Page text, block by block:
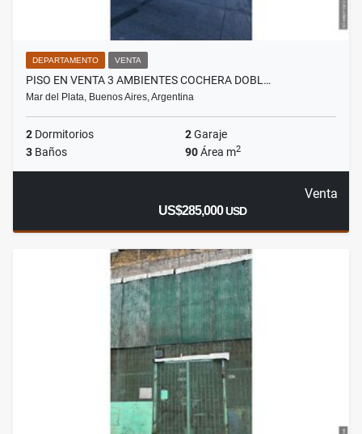
DEPARTAMENTO VENTA
PISO EN VENTA 3 AMBIENTES COCHERA DOBL…
Mar del Plata, Buenos Aires, Argentina
2 Dormitorios 2Garaje
3 Baños 90Área m2
Venta
US$285,000USD